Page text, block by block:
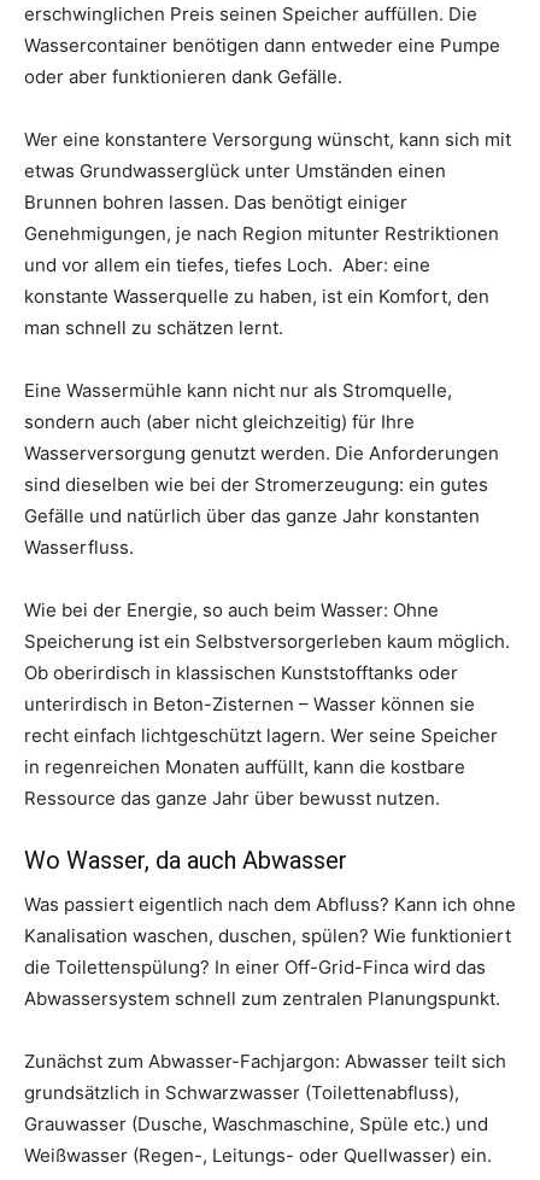
erschwinglichen Preis seinen Speicher auffüllen. Die
Wassercontainer benötigen dann entweder eine Pumpe
oder aber funktionieren dank Gefälle.
Wer eine konstantere Versorgung wünscht, kann sich mit
etwas Grundwasserglück unter Umständen einen
Brunnen bohren lassen. Das benötigt einiger
Genehmigungen, je nach Region mitunter Restriktionen
und vor allem ein tiefes, tiefes Loch. Aber: eine
konstante Wasserquelle zu haben, ist ein Komfort, den
man schnell zu schätzen lernt.
Eine Wassermühle kann nicht nur als Stromquelle,
sondern auch (aber nicht gleichzeitig) für Ihre
Wasserversorgung genutzt werden. Die Anforderungen
sind dieselben wie bei der Stromerzeugung: ein gutes
Gefälle und natürlich über das ganze Jahr konstanten
Wasserfluss.
Wie bei der Energie, so auch beim Wasser: Ohne
Speicherung ist ein Selbstversorgerleben kaum möglich.
Ob oberirdisch in klassischen Kunststofftanks oder
unterirdisch in Beton-Zisternen – Wasser können sie
recht einfach lichtgeschützt lagern. Wer seine Speicher
in regenreichen Monaten auffüllt, kann die kostbare
Ressource das ganze Jahr über bewusst nutzen.
Wo Wasser, da auch Abwasser
Was passiert eigentlich nach dem Abfluss? Kann ich ohne
Kanalisation waschen, duschen, spülen? Wie funktioniert
die Toilettenspülung? In einer Off-Grid-Finca wird das
Abwassersystem schnell zum zentralen Planungspunkt.
Zunächst zum Abwasser-Fachjargon: Abwasser teilt sich
grundsätzlich in Schwarzwasser (Toilettenabfluss),
Grauwasser (Dusche, Waschmaschine, Spüle etc.) und
Weißwasser (Regen-, Leitungs- oder Quellwasser) ein.